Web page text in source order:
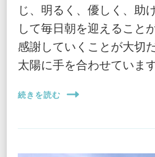
じ、明るく、優しく、助
して毎日朝を迎えること
感謝していくことが大切
太陽に手を合わせています
続きを読む